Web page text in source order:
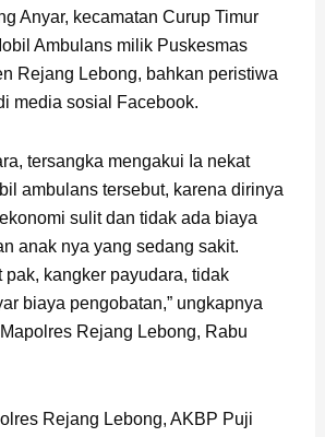
Anyar, kecamatan Curup Timur
Ambulans milik Puskesmas
Rejang Lebong, bahkan peristiwa
media sosial Facebook.
tersangka mengakui Ia nekat
ambulans tersebut, karena dirinya
sulit dan tidak ada biaya
anak nya yang sedang sakit.
pak, kangker payudara, tidak
biaya pengobatan,” ungkapnya
Rejang Lebong, Rabu
Rejang Lebong, AKBP Puji